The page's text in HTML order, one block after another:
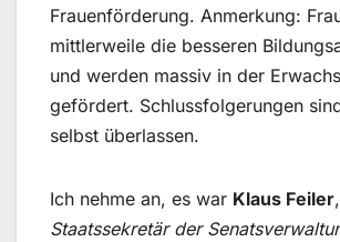
Frauenförderung. Anmerkung:
mittlerweile die besseren
und werden massiv in der
gefördert. Schlussfolgerungen
selbst überlassen.
Ich nehme an, es war Klaus Feiler,
Staatssekretär der